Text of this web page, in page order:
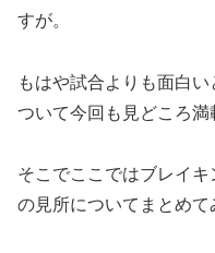
すが。
もはや試合よりも面白
ついて今回も見どころ満
そこでここではブレイ
の見所についてまとめて